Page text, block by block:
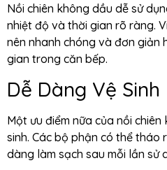
Nồi chiên không dầu dễ sử
nhiệt độ và thời gian rõ ràng.
nên nhanh chóng và đơn giản
gian trong căn bếp.
Dễ Dàng Vệ Sinh
Một ưu điểm nữa của nồi
sinh. Các bộ phận có thể tháo
dàng làm sạch sau mỗi lần sử